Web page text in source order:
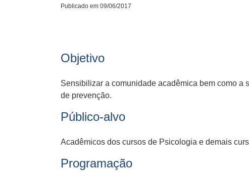
Publicado em 09/06/2017
Objetivo
Sensibilizar a comunidade acadêmica bem como a
de prevenção.
Público-alvo
Acadêmicos dos cursos de Psicologia e demais
Programação